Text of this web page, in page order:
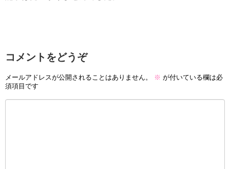
コメントをどうぞ
メールアドレスが公開されることはありません。 ※ が付いている欄は必
須項目です